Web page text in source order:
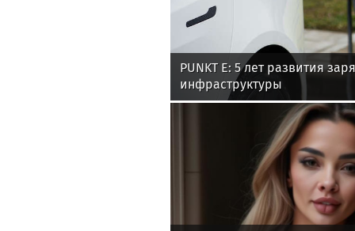
PUNKT E: 5 лет развития
инфраструктуры